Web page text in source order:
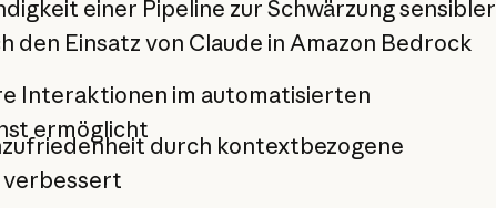
einer Pipeline zur Schwärzung sensibler
den Einsatz von Claude in Amazon Bedrock
Interaktionen im automatisierten
ermöglicht
durch kontextbezogene
verbessert